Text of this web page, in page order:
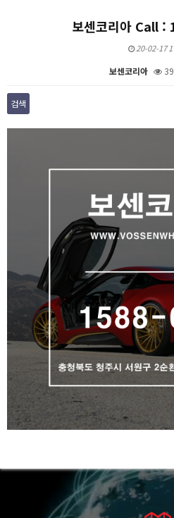
보센코리아 Call
20-02-17
보센코리아
검색
본문